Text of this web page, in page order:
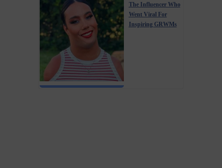
The Influencer Who
Went Viral For
Inspiring GRWMs